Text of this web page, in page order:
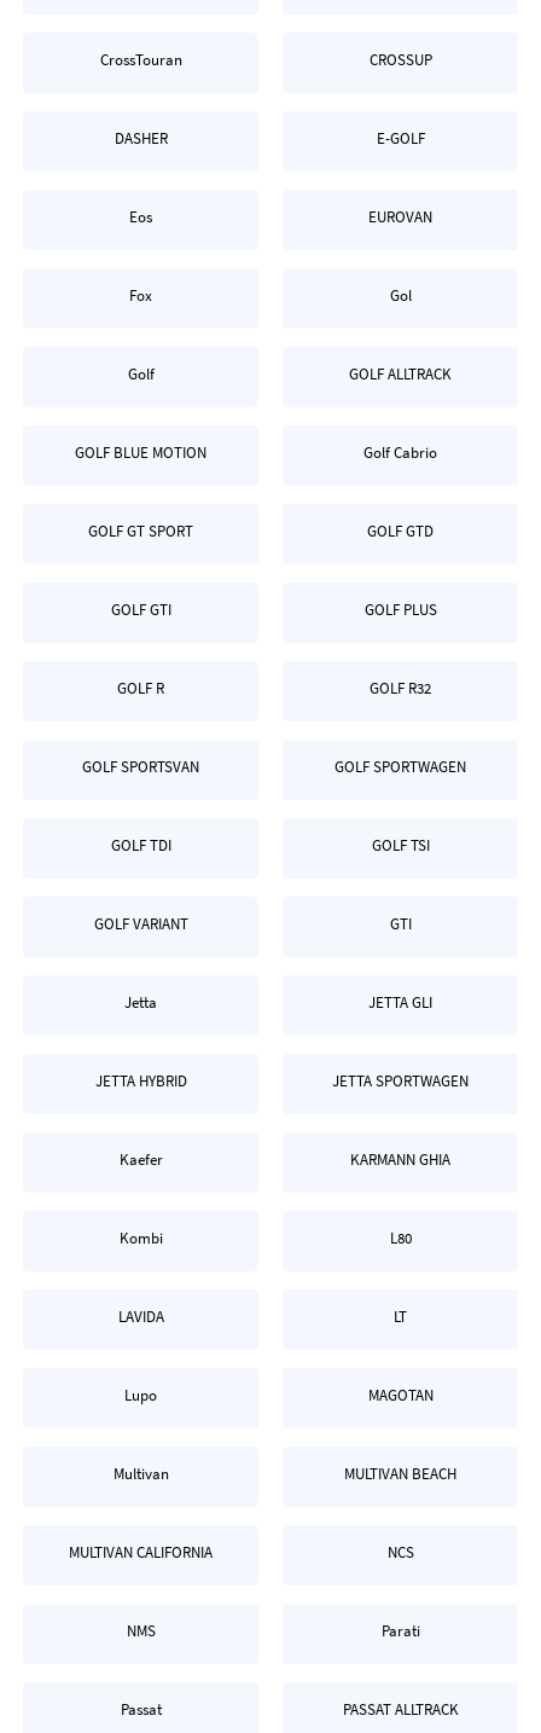
CrossTouran CROSSUP
DASHER E-GOLF
Eos EUROVAN
Fox Gol
Golf GOLF ALLTRACK
GOLF BLUE MOTION Golf Cabrio
GOLF GT SPORT GOLF GTD
GOLF GTI GOLF PLUS
GOLF R GOLF R32
GOLF SPORTSVAN GOLF SPORTWAGEN
GOLF TDI GOLF TSI
GOLF VARIANT GTI
Jetta JETTA GLI
JETTA HYBRID JETTA SPORTWAGEN
Kaefer KARMANN GHIA
Kombi L80
LAVIDA LT
Lupo MAGOTAN
Multivan MULTIVAN BEACH
MULTIVAN CALIFORNIA NCS
NMS Parati
Passat PASSAT ALLTRACK